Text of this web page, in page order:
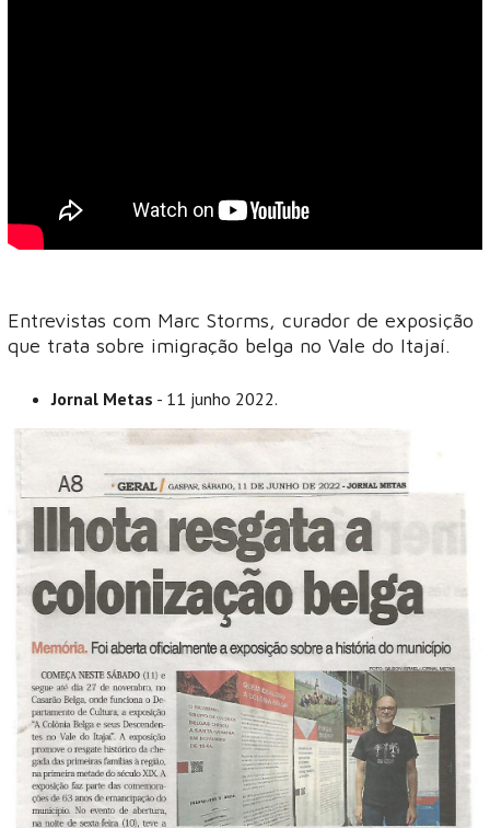
Entrevistas com Marc Storms, curador de exposição
que trata sobre imigração belga no Vale do Itajaí.
Jornal Metas - 11 junho 2022.